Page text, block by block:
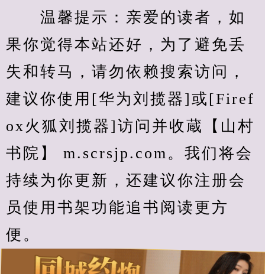
温馨提示：亲爱的读者，如
果你觉得本站还好，为了避免丢
失和转马，请勿依赖搜索访问，
建议你使用[华为刘揽器]或[Firef
ox火狐刘揽器]访问并收蔵【山村
书院】 m.scrsjp.com。我们将会
持续为你更新，还建议你注册会
员使用书架功能追书阅读更方
便。